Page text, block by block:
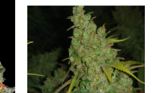
useampi
muunnelma.
Voit
tehdä
Voit
tehdä